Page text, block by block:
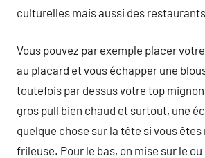
culturelles mais aussi des
Vous pouvez par exemple placer
au placard et vous échapper une
toutefois par dessus votre top
gros pull bien chaud et surtout, une
quelque chose sur la tête si vous
frileuse. Pour le bas, on mise sur le ou